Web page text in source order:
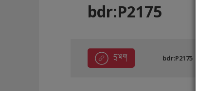
bdr:P2175
དྲ་ཐག bdr:P2175